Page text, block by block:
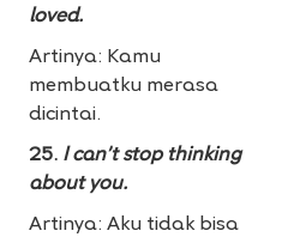
loved.
Artinya: Kamu
membuatku merasa
dicintai.
25. I can’t stop thinking
about you.
Artinya: Aku tidak bisa